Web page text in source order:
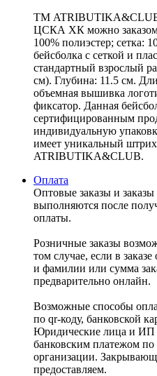
ТМ ATRIBUTIKA&CLUB
ЦСКА ХК можно заказом
100% полиэстер; сетка:
бейсболка с сеткой и
стандартный взрослый
см). Глубина: 11.5 см.
объемная вышивка
фиксатор. Данная
сертифицированным
индивидуальную
имеет уникальный
ATRIBUTIKA&CLUB.
Оплата
Оптовые заказы и
выполняются после
оплаты.
Розничные заказы
том случае, если в
и фамилии или сумма
предварительно онлайн.
Возможные способы
по qr-коду, банковской
Юридические лица и ИП
банковским платежом
организации.
предоставляем.